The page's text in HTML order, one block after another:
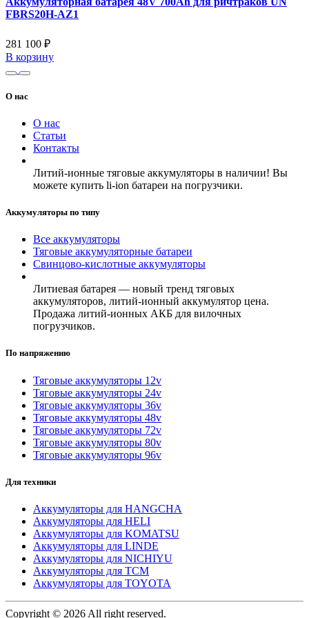
FBRS20H-AZ1
281 100 ₽
В корзину
О нас
О нас
Статьи
Контакты
Литий-ионные тяговые аккумуляторы в наличии! Вы
можете купить li-ion батареи на погрузчики.
Аккумуляторы по типу
Все аккумуляторы
Тяговые аккумуляторные батареи
Свинцово-кислотные аккумуляторы
Литиевая батарея — новый тренд тяговых
аккумуляторов, литий-ионный аккумулятор цена.
Продажа литий-ионных АКБ для вилочных
погрузчиков.
По напряжению
Тяговые аккумуляторы 12v
Тяговые аккумуляторы 24v
Тяговые аккумуляторы 36v
Тяговые аккумуляторы 48v
Тяговые аккумуляторы 72v
Тяговые аккумуляторы 80v
Тяговые аккумуляторы 96v
Для техники
Аккумуляторы для HANGCHA
Аккумуляторы для HELI
Аккумуляторы для KOMATSU
Аккумуляторы для LINDE
Аккумуляторы для NICHIYU
Аккумуляторы для TCM
Аккумуляторы для TOYOTA
Copyright © 2026 All right reserved.